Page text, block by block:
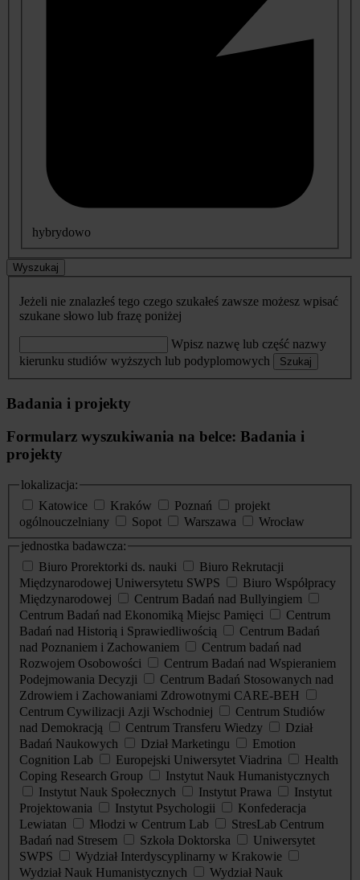
hybrydowo
Wyszukaj
Jeżeli nie znalazłeś tego czego szukałeś zawsze możesz wpisać
szukane słowo lub frazę poniżej
Wpisz nazwę lub część nazwy
kierunku studiów wyższych lub podyplomowych
Szukaj
Badania i projekty
Formularz wyszukiwania na belce: Badania i
projekty
lokalizacja:
Katowice
Kraków Poznań
projekt
ogólnouczelniany
Sopot Warszawa
Wrocław
jednostka badawcza:
Biuro Prorektorki ds. nauki
Biuro Rekrutacji
Międzynarodowej Uniwersytetu SWPS
Biuro Współpracy
Międzynarodowej
Centrum Badań nad Bullyingiem
Centrum Badań nad Ekonomiką Miejsc Pamięci
Centrum
Badań nad Historią i Sprawiedliwością
Centrum Badań
nad Poznaniem i Zachowaniem
Centrum badań nad
Rozwojem Osobowości
Centrum Badań nad Wspieraniem
Podejmowania Decyzji
Centrum Badań Stosowanych nad
Zdrowiem i Zachowaniami Zdrowotnymi CARE-BEH
Centrum Cywilizacji Azji Wschodniej
Centrum Studiów
nad Demokracją
Centrum Transferu Wiedzy
Dział
Badań Naukowych
Dział Marketingu
Emotion
Cognition Lab
Europejski Uniwersytet Viadrina
Health
Coping Research Group
Instytut Nauk Humanistycznych
Instytut Nauk Społecznych
Instytut Prawa
Instytut
Projektowania
Instytut Psychologii
Konfederacja
Lewiatan
Młodzi w Centrum Lab
StresLab Centrum
Badań nad Stresem
Szkoła Doktorska
Uniwersytet
SWPS
Wydział Interdyscyplinarny w Krakowie
Wydział Nauk Humanistycznych
Wydział Nauk